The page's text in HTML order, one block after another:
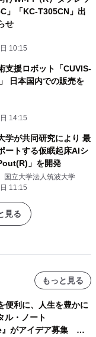
」「KC-T305CN」出
せ
10:15
支援ロボット「CUVIS-
日本国内での販売を
14:15
学が共同研究により 最
ートする仮眠起床AIシ
」を開発
立大学法人筑波大学
11:15
見る
もっと見る
便利に、人生を豊かに
ル・ノート
』がアイデア募集 優